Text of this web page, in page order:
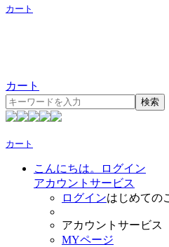
カート
カート
検索
カート
こんにちは。ログイン
アカウントサービス
ログインはじめての
アカウントサービス
MYページ